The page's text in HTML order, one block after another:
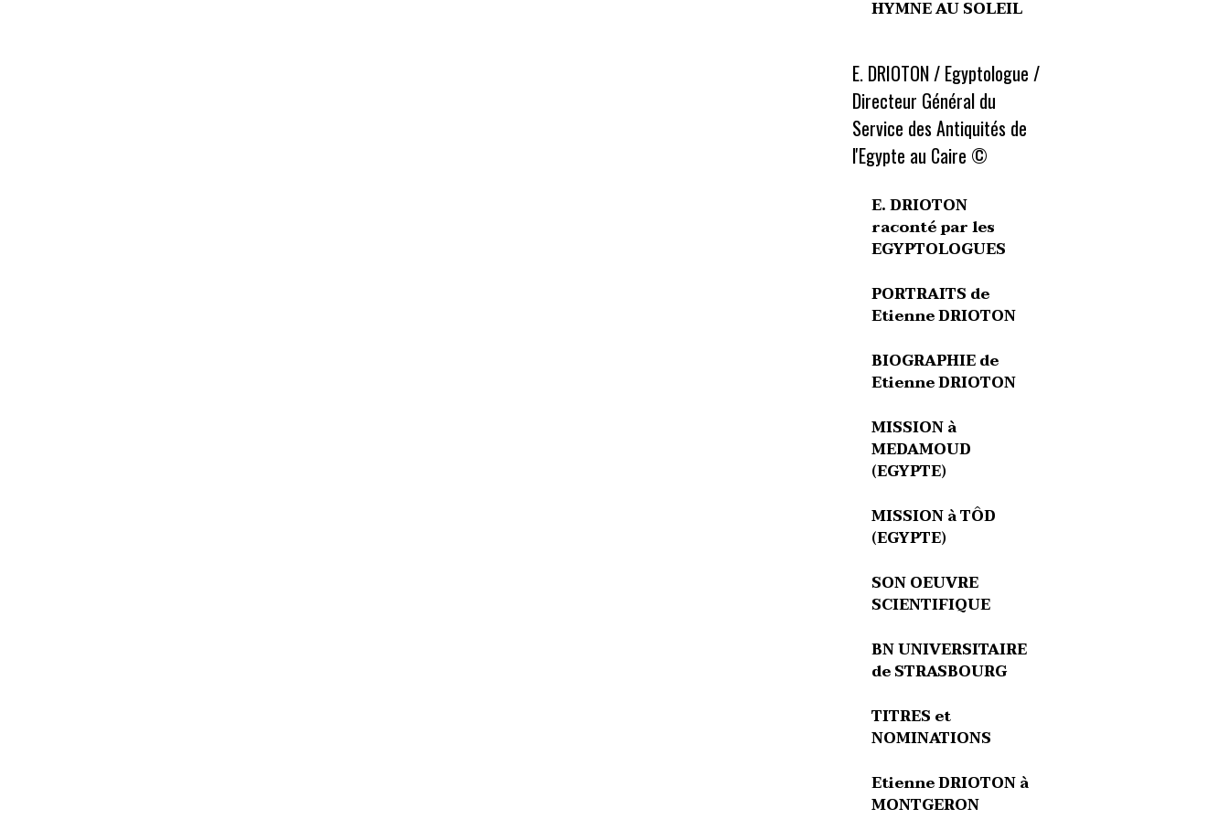
HYMNE AU SOLEIL
E. DRIOTON / Egyptologue /
Directeur Général du
Service des Antiquités de
l'Egypte au Caire ©
E. DRIOTON
raconté par les
EGYPTOLOGUES
PORTRAITS de
Etienne DRIOTON
BIOGRAPHIE de
Etienne DRIOTON
MISSION à
MEDAMOUD
(EGYPTE)
MISSION à TÔD
(EGYPTE)
SON OEUVRE
SCIENTIFIQUE
BN UNIVERSITAIRE
de STRASBOURG
TITRES et
NOMINATIONS
Etienne DRIOTON à
MONTGERON